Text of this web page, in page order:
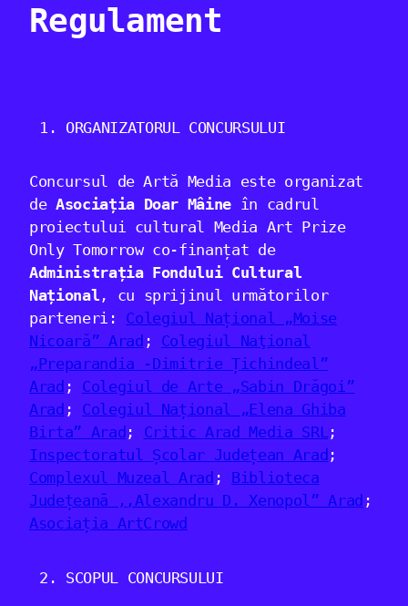
Regulament
ORGANIZATORUL CONCURSULUI
Concursul de Artă Media este organizat
de Asociația Doar Mâine în cadrul
proiectului cultural Media Art Prize
Only Tomorrow co-finanțat de
Administrația Fondului Cultural
Național , cu sprijinul următorilor
parteneri: Colegiul Național „Moise
Nicoară” Arad ; Colegiul Naţional
„Preparandia -Dimitrie Țichindeal”
Arad ; Colegiul de Arte „Sabin Drăgoi”
Arad ; Colegiul Național „Elena Ghiba
Birta” Arad ; Critic Arad Media SRL;
Inspectoratul Școlar Județean Arad ;
Complexul Muzeal Arad ; Biblioteca
Județeană ,,Alexandru D. Xenopol” Arad ;
Asociația ArtCrowd
SCOPUL CONCURSULUI